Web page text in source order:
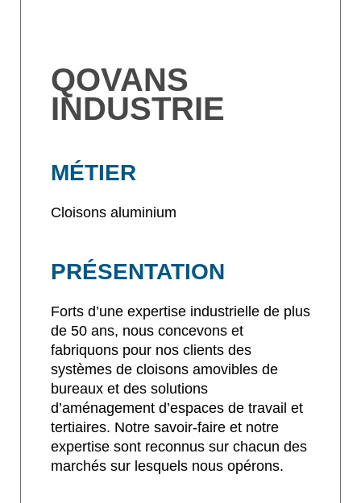
QOVANS
INDUSTRIE
MÉTIER
Cloisons aluminium
PRÉSENTATION
Forts d’une expertise industrielle de plus
de 50 ans, nous concevons et
fabriquons pour nos clients des
systèmes de cloisons amovibles de
bureaux et des solutions
d’aménagement d’espaces de travail et
tertiaires. Notre savoir-faire et notre
expertise sont reconnus sur chacun des
marchés sur lesquels nous opérons.